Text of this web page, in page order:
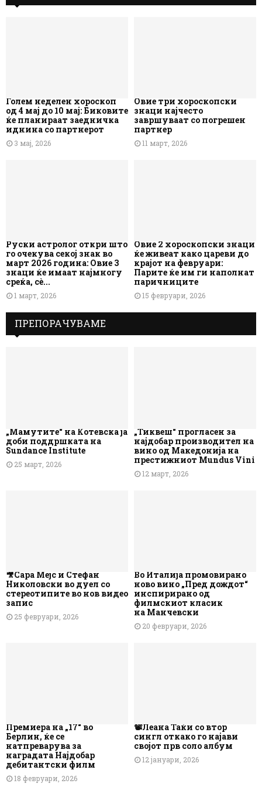
Голем неделен хороскоп
од 4 мај до 10 мај: Биковите
ќе планираат заедничка
иднина со партнерот
3 мај, 2026
Овие три хороскопски
знаци најчесто
завршуваат со погрешен
партнер
11 март, 2026
Руски астролог откри што
го очекува секој знак во
март 2026 година: Овие 3
знаци ќе имаат најмногу
среќа, сè...
1 март, 2026
Овие 2 хороскопски знаци
ќе живеат како цареви до
крајот на февруари:
Парите ќе им ги наполнат
паричниците
15 февруари, 2026
ПРЕПОРАЧУВАМЕ
„Мамутите“ на Котевска ја
доби поддршката на
Sundance Institute
25 март, 2026
„Тиквеш“ прогласен за
најдобар производител на
вино од Македонија на
престижниот Mundus Vini
12 март, 2026
🎥Сара Мејс и Стефан
Николовски во дуел со
стереотипите во нов видео
запис
25 февруари, 2026
Во Италија промовирано
ново вино „Пред дождот“
инспирирано од
филмскиот класик
на Манчевски
20 февруари, 2026
Премиера на „17“ во
Берлин, ќе се
натпреварува за
наградата Најдобар
дебитантски филм
18 февруари, 2026
📽️Леана Таќи со втор
сингл откако го најави
својот прв соло албум
12 јануари, 2026